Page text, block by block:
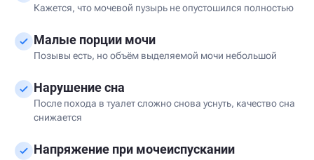
Кажется, что мочевой пузырь не опустошился полностью
Малые порции мочи
Позывы есть, но объём выделяемой мочи небольшой
Нарушение сна
После похода в туалет сложно снова уснуть, качество сна
снижается
Напряжение при мочеиспускании